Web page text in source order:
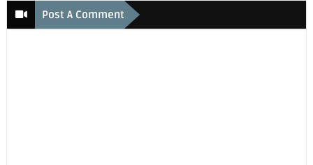
Post A Comment